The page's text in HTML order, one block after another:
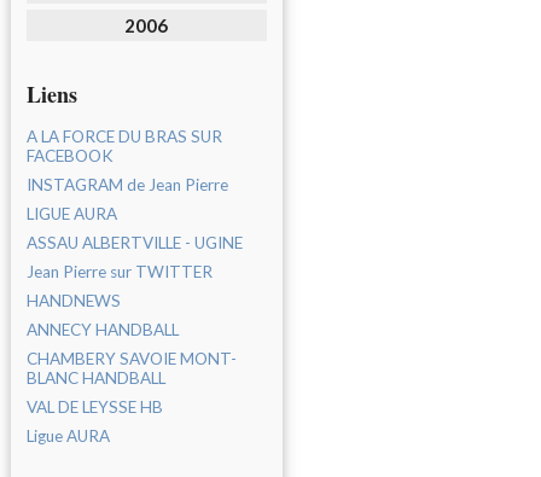
2006
Liens
A LA FORCE DU BRAS SUR
FACEBOOK
INSTAGRAM de Jean Pierre
LIGUE AURA
ASSAU ALBERTVILLE - UGINE
Jean Pierre sur TWITTER
HANDNEWS
ANNECY HANDBALL
CHAMBERY SAVOIE MONT-
BLANC HANDBALL
VAL DE LEYSSE HB
Ligue AURA